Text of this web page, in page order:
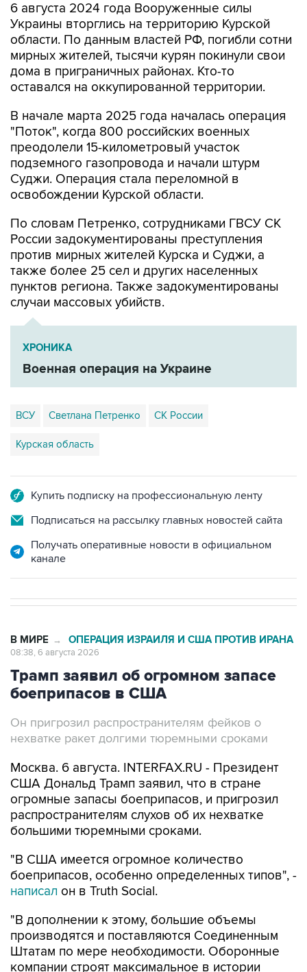
6 августа 2024 года Вооруженные силы
Украины вторглись на территорию Курской
области. По данным властей РФ, погибли сотни
мирных жителей, тысячи курян покинули свои
дома в приграничных районах. Кто-то
оставался на оккупированной территории.
В начале марта 2025 года началась операция
"Поток", когда 800 российских военных
преодолели 15-километровый участок
подземного газопровода и начали штурм
Суджи. Операция стала переломной в
освобождении Курской области.
По словам Петренко, сотрудниками ГВСУ СК
России задокументированы преступления
против мирных жителей Курска и Суджи, а
также более 25 сел и других населенных
пунктов региона. Также задокументированы
случаи массовых убийств.
ХРОНИКА
Военная операция на Украине
ВСУ Светлана Петренко СК России
Курская область
Купить подписку на профессиональную ленту
Подписаться на рассылку главных новостей сайта
Получать оперативные новости в официальном
канале
В МИРЕ → ОПЕРАЦИЯ ИЗРАИЛЯ И США ПРОТИВ ИРАНА
08:38, 6 августа 2026
Трамп заявил об огромном запасе
боеприпасов в США
Он пригрозил распространителям фейков о
нехватке ракет долгими тюремными сроками
Москва. 6 августа. INTERFAX.RU - Президент
США Дональд Трамп заявил, что в стране
огромные запасы боеприпасов, и пригрозил
распространителям слухов об их нехватке
большими тюремными сроками.
"В США имеется огромное количество
боеприпасов, особенно определенных типов", -
написал он в Truth Social.
"В дополнении к этому, большие объемы
производятся и поставляются Соединенным
Штатам по мере необходимости. Оборонные
компании строят максимальное в истории